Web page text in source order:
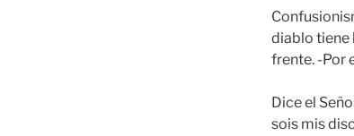
diablo tiene
frente. -Por
Dice el
sois mis